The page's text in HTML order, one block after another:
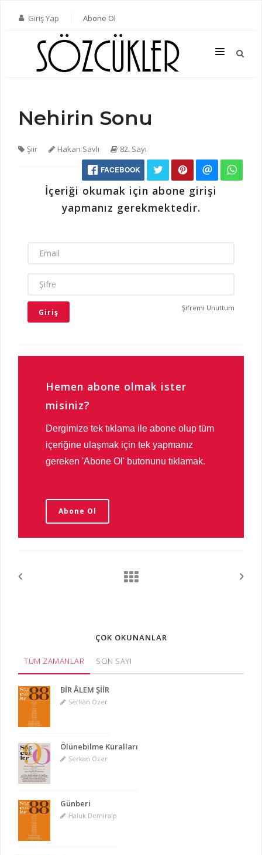
Giriş Yap Abone Ol
SON SAYI
İLETIŞIM
Nehirin Sonu
Şiir Hakan Savlı
82. Sayı
FACEBOOK
İçeriği okumak için abone girişi
yapmanız gerekmektedir.
EMAIL
ŞIFRE
Şifremi Unuttum
Hemen abone olmak ister
misiniz?
Dergimize tek tıklama ile abone olup tüm
içeriğine ulaşmak için tek yapmanız
gereken 'Abone Ol' butonunu tıklamak.
Abone Ol
ÇOK OKUNANLAR
TÜM ZAMANLAR SON SAYI
BİR ÂLEM ŞİİR
Serkan Özer
Ölünebilme Kuralları
Serkan Özer
Günberi
Haluk Demiralp